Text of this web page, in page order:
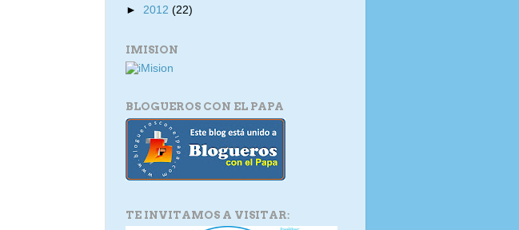
► 2012 (22)
IMISION
BLOGUEROS CON EL PAPA
TE INVITAMOS A VISITAR: